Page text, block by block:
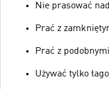
Nie prasować
Prać z
Prać z
Używać tylko